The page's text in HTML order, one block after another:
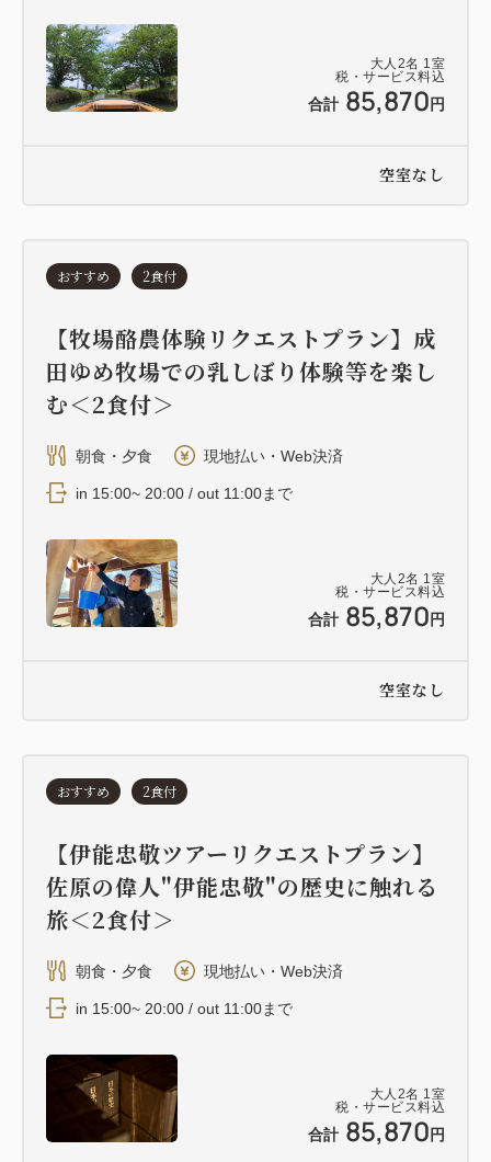
大人 2名 1 室
税・サービス料込
合計 85,870 円
空室なし
大人 2名 1 室
税・サービス料込
合計 85,870 円
おすすめ 2食付
【牧場酪農体験リクエストプラン】成
田ゆめ牧場での乳しぼり体験等を楽し
む＜2食付＞
朝食・夕食 現地払い・Web決済
in 15:00~ 20:00 / out 11:00まで
空室なし
大人 2名 1 室
税・サービス料込
合計 85,870 円
おすすめ 2食付
【伊能忠敬ツアーリクエストプラン】
佐原の偉人"伊能忠敬"の歴史に触れる
旅＜2食付＞
朝食・夕食 現地払い・Web決済
in 15:00~ 20:00 / out 11:00まで